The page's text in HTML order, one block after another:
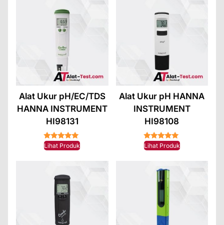
Alat Ukur pH/EC/TDS
HANNA INSTRUMENT
HI98131
★★★★★
Lihat Produk
Alat Ukur pH HANNA
INSTRUMENT
HI98108
★★★★★
Lihat Produk